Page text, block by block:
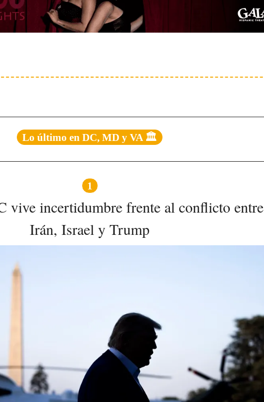
Lo último en DC, MD y VA 🏛️
1
vive incertidumbre frente al conflicto entre
Irán, Israel y Trump